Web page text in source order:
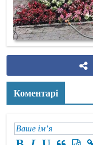
Коментарі